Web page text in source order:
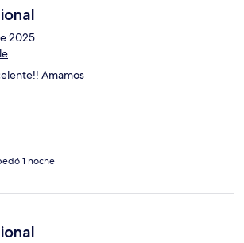
2025
Amamos
1 noche